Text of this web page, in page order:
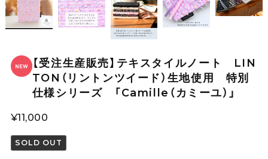
【受注生産販売】テキスタイルノート LIN
TON（リントンツイード）生地使用 特別
仕様シリーズ 「Camille（カミーユ）」
¥11,000
SOLD OUT